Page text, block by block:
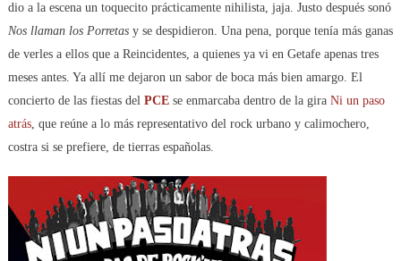
dio a la escena un toquecito prácticamente nihilista, jaja. Justo después sonó
Nos llaman los Porretasy se despidieron. Una pena, porque tenía más ganas
de verles a ellos que a Reincidentes, a quienes ya vi en Getafe apenas tres
meses antes. Ya allí me dejaron un sabor de boca más bien amargo. El
concierto de las fiestas del PCEse enmarcaba dentro de la gira Ni un paso
atrás, que reúne a lo más representativo del rock urbano y calimochero,
costra si se prefiere, de tierras españolas.